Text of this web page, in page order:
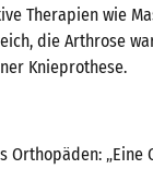
Therapien wie
die Arthrose
Knieprothese.
Orthopäden: „Eine